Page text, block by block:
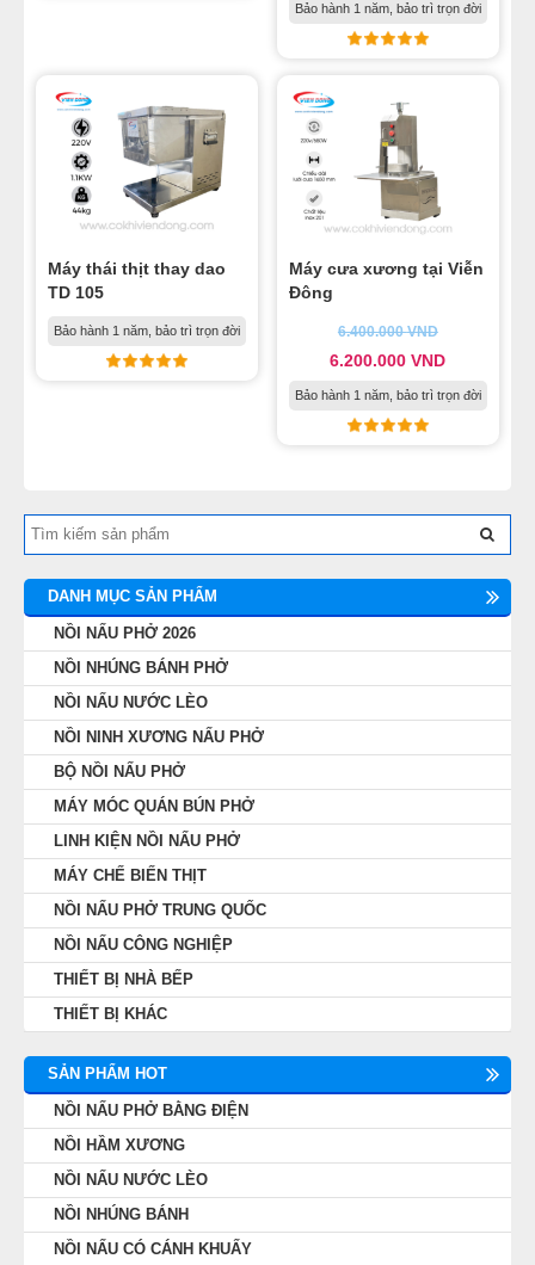
Bảo hành 1 năm, bảo trì trọn đời
Máy thái thịt thay dao
TD 105
Bảo hành 1 năm, bảo trì trọn đời
Máy cưa xương tại Viễn
Đông
6.400.000VND
6.200.000VND
Bảo hành 1 năm, bảo trì trọn đời
DANH MỤC SẢN PHẨM
NỒI NẤU PHỞ 2026
NỒI NHÚNG BÁNH PHỞ
NỒI NẤU NƯỚC LÈO
NỒI NINH XƯƠNG NẤU PHỞ
BỘ NỒI NẤU PHỞ
MÁY MÓC QUÁN BÚN PHỞ
LINH KIỆN NỒI NẤU PHỞ
MÁY CHẾ BIẾN THỊT
NỒI NẤU PHỞ TRUNG QUỐC
NỒI NẤU CÔNG NGHIỆP
THIẾT BỊ NHÀ BẾP
THIẾT BỊ KHÁC
SẢN PHẨM HOT
NỒI NẤU PHỞ BẰNG ĐIỆN
NỒI HẦM XƯƠNG
NỒI NẤU NƯỚC LÈO
NỒI NHÚNG BÁNH
NỒI NẤU CÓ CÁNH KHUẤY